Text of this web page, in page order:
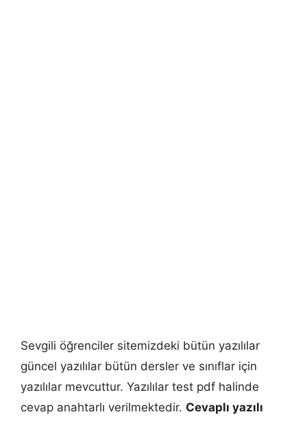
Sevgili öğrenciler sitemizdeki bütün yazılılar
güncel yazılılar bütün dersler ve sınıflar için
yazılılar mevcuttur. Yazılılar test pdf halinde
cevap anahtarlı verilmektedir. Cevaplı yazılı